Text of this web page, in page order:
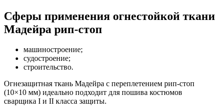
Сферы применения огнестойкой ткани
Мадейра рип-стоп
машиностроение;
судостроение;
строительство.
Огнезащитная ткань Мадейра с переплетением рип-стоп
(10×10 мм) идеально подходит для пошива костюмов
сварщика I и II класса защиты.